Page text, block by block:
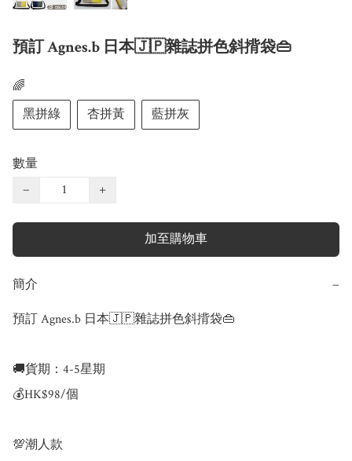
預訂 Agnes.b 日本🇯🇵雜誌拼色斜揹袋👜
🌈
黑拼綠
杏拼黃 藍拼灰
數量
−
+
加至購物車
簡介 −
預訂 Agnes.b 日本🇯🇵雜誌拼色斜揹袋👜
🚚貨期：4-5星期
💰HK$98/個
💯潮人款